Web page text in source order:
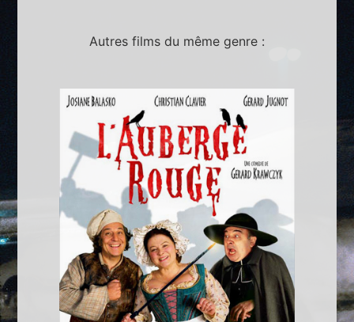
Autres films du même genre :